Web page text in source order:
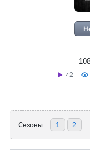
108
42
Сезоны: 1 2